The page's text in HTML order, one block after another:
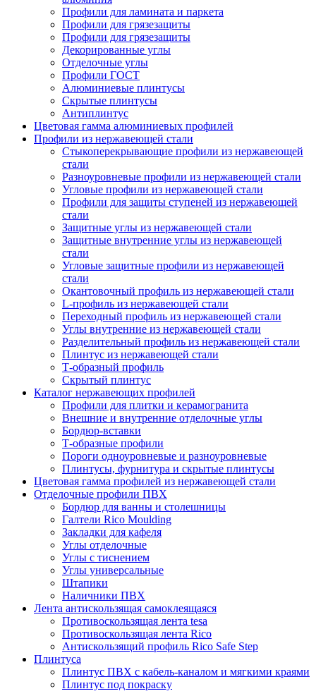
Профили для ламината и паркета
Профили для грязезащиты
Профили для грязезащиты
Декорированные углы
Отделочные углы
Профили ГОСТ
Алюминиевые плинтусы
Скрытые плинтусы
Антиплинтус
Цветовая гамма алюминиевых профилей
Профили из нержавеющей стали
Стыкоперекрывающие профили из нержавеющей
стали
Разноуровневые профили из нержавеющей стали
Угловые профили из нержавеющей стали
Профили для защиты ступеней из нержавеющей
стали
Защитные углы из нержавеющей стали
Защитные внутренние углы из нержавеющей
стали
Угловые защитные профили из нержавеющей
стали
Окантовочный профиль из нержавеющей стали
L-профиль из нержавеющей стали
Переходный профиль из нержавеющей стали
Углы внутренние из нержавеющей стали
Разделительный профиль из нержавеющей стали
Плинтус из нержавеющей стали
Т-образный профиль
Скрытый плинтус
Каталог нержавеющих профилей
Профили для плитки и керамогранита
Внешние и внутренние отделочные углы
Бордюр-вставки
Т-образные профили
Пороги одноуровневые и разноуровневые
Плинтусы, фурнитура и скрытые плинтусы
Цветовая гамма профилей из нержавеющей стали
Отделочные профили ПВХ
Бордюр для ванны и столешницы
Галтели Rico Moulding
Закладки для кафеля
Углы отделочные
Углы с тиснением
Углы универсальные
Штапики
Наличники ПВХ
Лента антискользящая самоклеящаяся
Противоскользящая лента tesa
Противоскользящая лента Rico
Антискользящий профиль Rico Safe Step
Плинтуса
Плинтус ПВХ с кабель-каналом и мягкими краями
Плинтус под покраску